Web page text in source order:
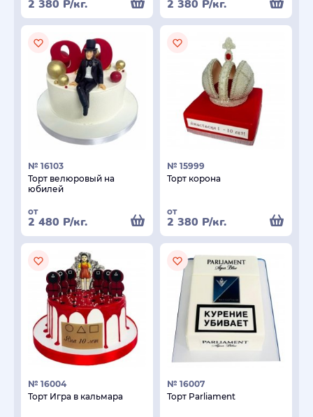
2 380 Р/кг. 2 380 Р/кг.
№ 16103
Торт велюровый на
юбилей
от
2 480 Р/кг.
№ 15999
Торт корона
от
2 380 Р/кг.
№ 16004
Торт Игра в кальмара
№ 16007
Торт Parliament